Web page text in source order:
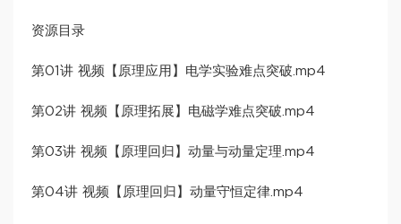
资源目录
第01讲 视频【原理应用】电学实验难点突破.mp4
第02讲 视频【原理拓展】电磁学难点突破.mp4
第03讲 视频【原理回归】动量与动量定理.mp4
第04讲 视频【原理回归】动量守恒定律.mp4